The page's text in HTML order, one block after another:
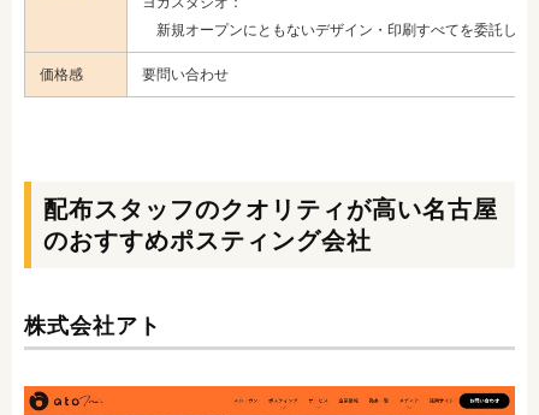
新規オープンにともないデザイン・印刷すべてを委託し
価格感 要問い合わせ
配布スタッフのクオリティが高い名古屋
のおすすめポスティング会社
株式会社アト